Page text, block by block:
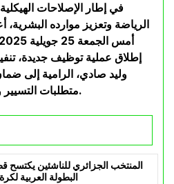
في إطار الإصلاحات
الرياضة وتعزيز موارده
إطلاق عملية توظيف جديدة،
وليد صادي، الرامية إلى
متطلبات التسيير والتدريب الرياضي الحديث.
المنتخب الجزائري للناشئين يكتسح
البطولة العربية